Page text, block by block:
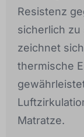
Resistenz
sicherlich zu
zeichnet
thermische
Matratze.